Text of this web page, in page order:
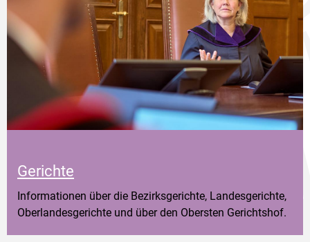
Gerichte
Informationen über die Bezirksgerichte, Landesgerichte,
Oberlandesgerichte und über den Obersten Gerichtshof.